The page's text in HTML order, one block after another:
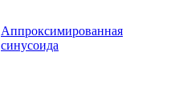
Аппроксимированная
синусоида